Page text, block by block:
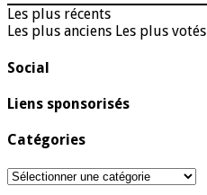
Les plus récents
Les plus anciens Les plus votés
Social
Liens sponsorisés
Catégories
Catégories